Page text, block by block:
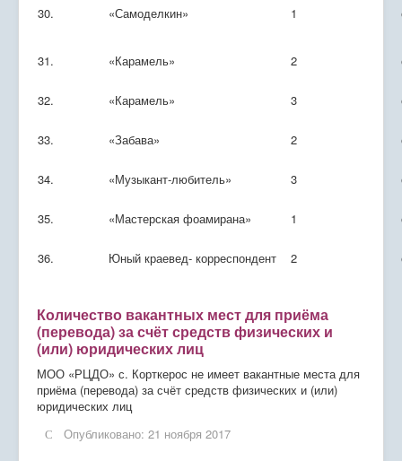
30. «Самоделкин» 1
31. «Карамель» 2
32. «Карамель» 3
33. «Забава» 2
34. «Музыкант-любитель» 3
35. «Мастерская фоамирана» 1
36. Юный краевед- корреспондент 2
Количество вакантных мест для приёма
(перевода) за счёт средств физических и
(или) юридических лиц
МОО «РЦДО» с. Корткерос не имеет вакантные места для
приёма (перевода) за счёт средств физических и (или)
юридических лиц
Опубликовано: 21 ноября 2017